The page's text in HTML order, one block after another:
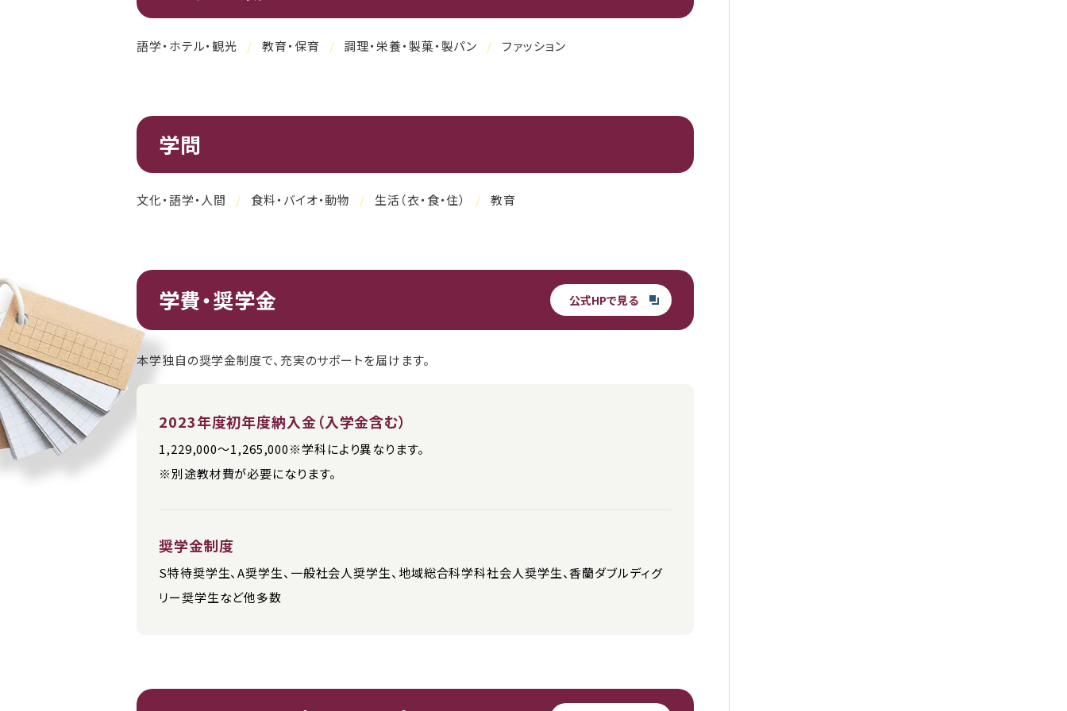
語学・ホテル・観光 教育・保育 調理・栄養・製菓・製パン ファッション
学問
文化・語学・人間 食料・バイオ・動物 生活（衣・食・住） 教育
学費・奨学金 公式HPで見る
本学独自の奨学金制度で、充実のサポートを届けます。
2023年度初年度納入金（入学金含む）
1,229,000～1,265,000※学科により異なります。
※別途教材費が必要になります。
奨学金制度
S特待奨学生、A奨学生、一般社会人奨学生、地域総合科学科社会人奨学生、香蘭ダブルディグ
リー奨学生など他多数